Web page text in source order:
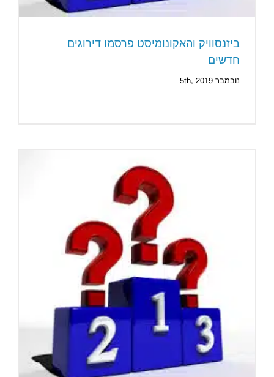
ביזנסוויק והאקונומיסט פרסמו דירוגים
חדשים
נובמבר 5th, 2019